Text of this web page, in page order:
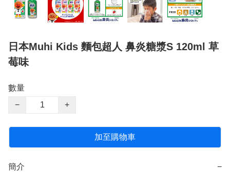
日本Muhi Kids 麵包超人 鼻炎糖漿S 120ml 草
莓味
數量
−
+
加至購物車
簡介 −